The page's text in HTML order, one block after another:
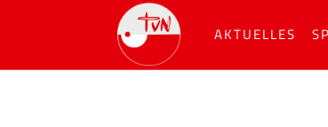
AKTUELLES